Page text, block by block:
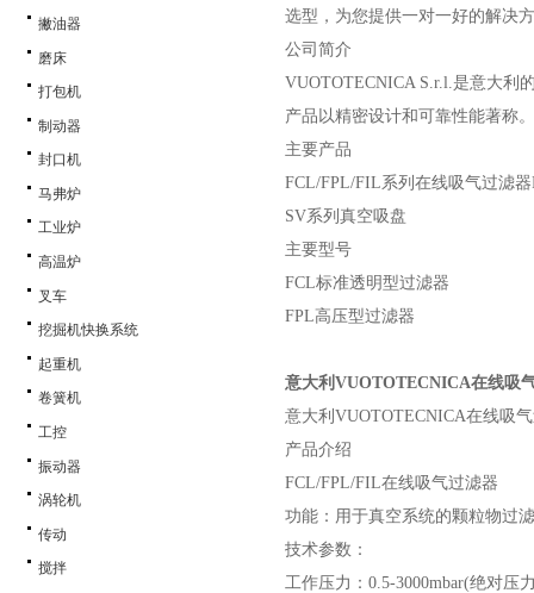
撇油器
磨床
打包机
制动器
封口机
马弗炉
工业炉
高温炉
叉车
挖掘机快换系统
起重机
卷簧机
工控
振动器
涡轮机
传动
搅拌
选型，为您提供一对一好的解决
公司简介
VUOTOTECNICA S.r.l.是意大利
产品以精密设计和可靠性能著称。
主要产品
FCL/FPL/FIL系列在线吸气过滤器
SV系列真空吸盘
主要型号
FCL标准透明型过滤器
FPL高压型过滤器
意大利 VUOTOTECNICA在线吸
意大利 VUOTOTECNICA在线吸
产品介绍
FCL/FPL/FIL在线吸气过滤器
功能：用于真空系统的颗粒物过
技术参数：
工作压力： 0.5-3000mbar(绝对压